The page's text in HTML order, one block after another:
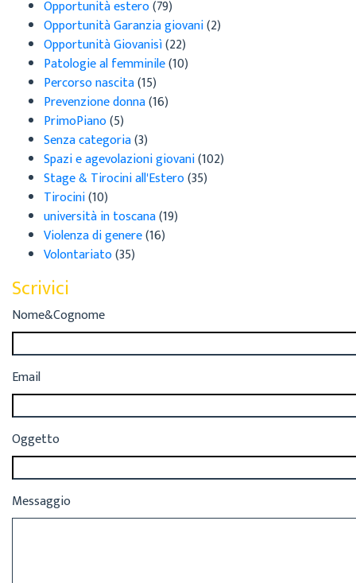
Opportunità estero(79)
Opportunità Garanzia giovani(2)
Opportunità Giovanisì(22)
Patologie al femminile(10)
Percorso nascita(15)
Prevenzione donna(16)
PrimoPiano(5)
Senza categoria(3)
Spazi e agevolazioni giovani(102)
Stage & Tirocini all'Estero(35)
Tirocini(10)
università in toscana(19)
Violenza di genere(16)
Volontariato(35)
Scrivici
Nome&Cognome
Email
Oggetto
Messaggio